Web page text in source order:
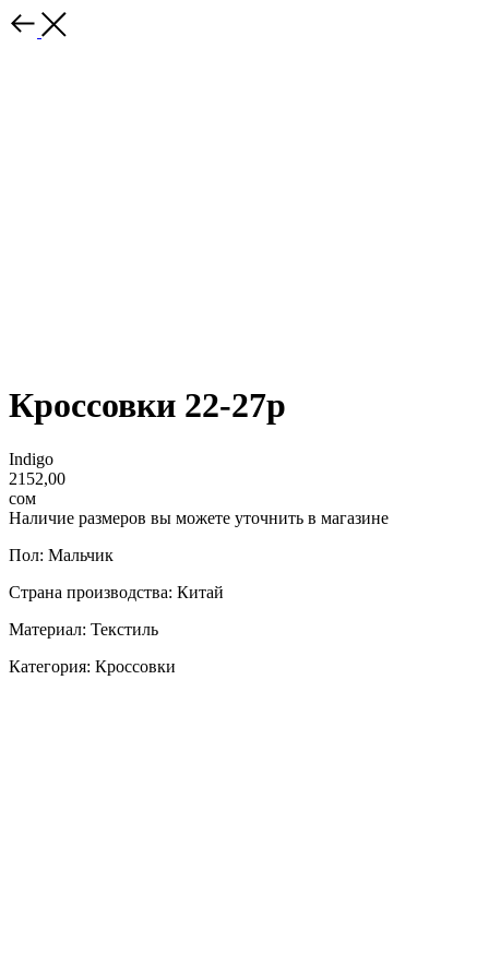
Кроссовки 22-27р
Indigo
2152,00
сом
Наличие размеров вы можете уточнить в магазине
Пол: Мальчик
Страна производства: Китай
Материал: Текстиль
Категория: Кроссовки